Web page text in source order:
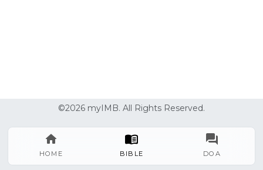
HOME BIBLE DOA
©2026 myIMB. All Rights Reserved.